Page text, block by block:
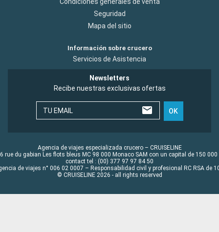
Seguridad
Mapa del sitio
Información sobre crucero
Servicios de Asistencia
Newsletters
Recibe nuestras exclusivas ofertas
TU EMAIL OK
Agencia de viajes especializada crucero – CRUISELINE
rue du gabian Les flots bleus MC 98 000 Monaco SAM con un capital de 150 000
contact tel : (00) 377 97 97 84 50
de viajes n° 006 02 0007 – Responsabilidad civil y profesional RC RSA de
© CRUISELINE 2026 - all rights reserved